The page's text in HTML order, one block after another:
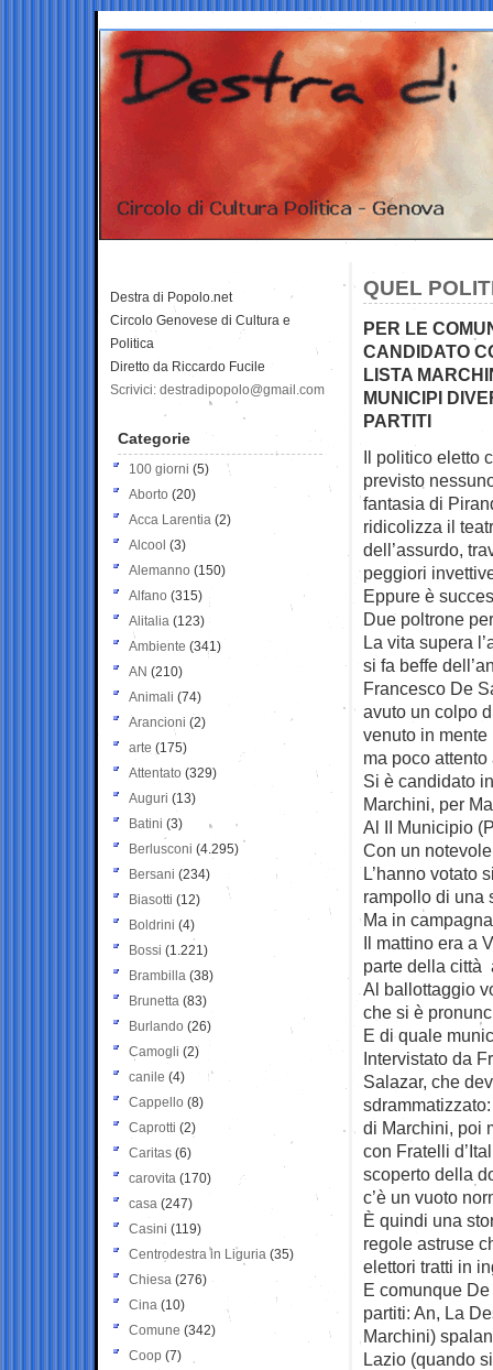
QUEL
PER LE
CANDIDATO
LISTA
MUNICIPI
PARTITI
Il politico eletto
previsto
fantasia di
ridicolizza il
dell’assurdo,
peggiori
Eppure è
Due poltrone
La vita supera
si fa beffe
Francesco De
avuto un colpo
venuto in
ma poco
Si è candidato
Marchini, per
Al II Municipio
Con un
L’hanno votato
rampollo di una
Ma in
Il mattino era a
parte della città
Al ballottaggio
che si è
E di quale
Intervistato da
Salazar, che
di Marchini, poi
con Fratelli
scoperto della
c’è un vuoto
È quindi una
regole astruse
elettori tratti in
E comunque
partiti: An, La
Marchini)
Lazio (quando
Destra di Popolo.net
Circolo Genovese di Cultura e
Politica
Diretto da Riccardo Fucile
Scrivici: destradipopolo@gmail.com
Categorie
100 giorni (5)
Aborto (20)
Acca Larentia (2)
Alcool (3)
Alemanno (150)
Alfano (315)
Alitalia (123)
Ambiente (341)
AN (210)
Animali (74)
Arancioni (2)
arte (175)
Attentato (329)
Auguri (13)
Batini (3)
Berlusconi (4.295)
Bersani (234)
Biasotti (12)
Boldrini (4)
Bossi (1.221)
Brambilla (38)
Brunetta (83)
Burlando (26)
Camogli (2)
canile (4)
Cappello (8)
Caprotti (2)
Caritas (6)
carovita (170)
casa (247)
Casini (119)
Centrodestra in Liguria (35)
Chiesa (276)
Cina (10)
Comune (342)
Coop (7)